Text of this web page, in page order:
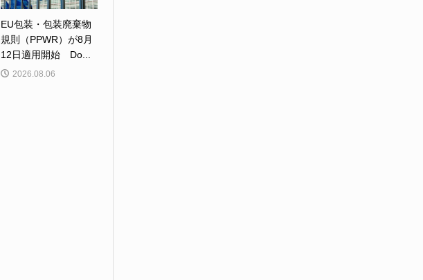
EU包装・包装廃棄物
規則（PPWR）が8月
12日適用開始 Do...
2026.08.06